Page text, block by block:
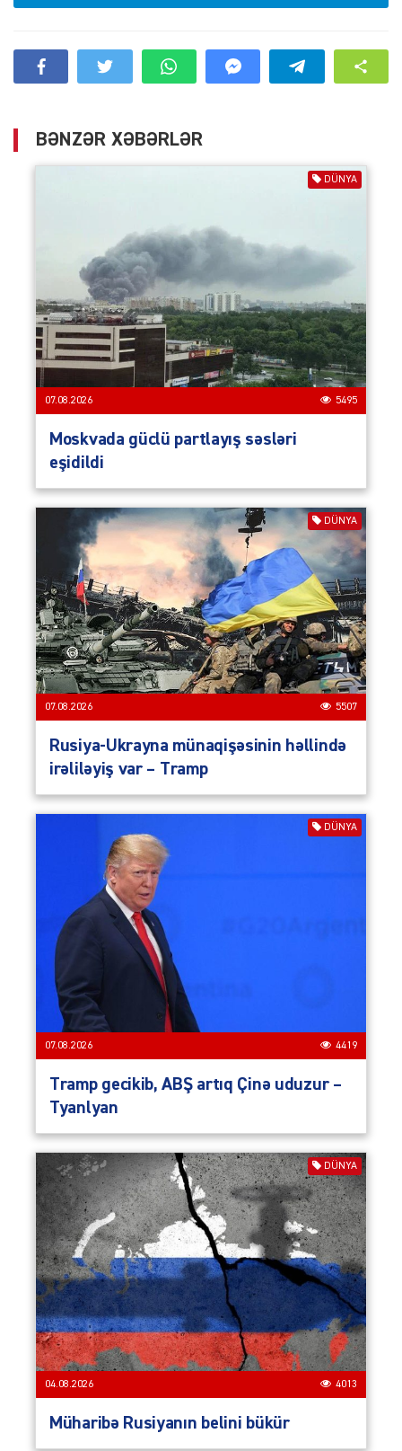
BƏNZƏR XƏBƏRLƏR
DÜNYA
07.08.2026 5495
Moskvada güclü partlayış səsləri
eşidildi
DÜNYA
07.08.2026 5507
Rusiya-Ukrayna münaqişəsinin həllində
irəliləyiş var – Tramp
DÜNYA
07.08.2026 4419
Tramp gecikib, ABŞ artıq Çinə uduzur –
Tyanlyan
DÜNYA
04.08.2026 4013
Müharibə Rusiyanın belini bükür